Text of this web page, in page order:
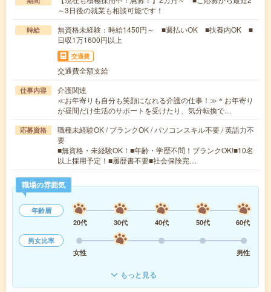
～3日後の就業も相談可能です！
時給
無資格未経験：時給1450円～ ■週払いOK ■扶養内OK ■
日収1万1600円以上
交通費
交通費全額支給
仕事内容
介護関連
≪お年寄りも自分も笑顔になれる介護の仕事！≫＊お年寄り
が昼間だけ生活のサポートを受けたり、気分転換で…
応募資格
職種未経験OK / ブランクOK / パソコンスキル不要 / 英語力不
要
■無資格・未経験OK！■年齢・学歴不問！ブランクOK!■10名
以上採用予定！■履歴書不要■社会保険完…
職場の雰囲気
年齢層
20代
30代 40代 50代
60代
男女比率
女性
男性
もっと見る